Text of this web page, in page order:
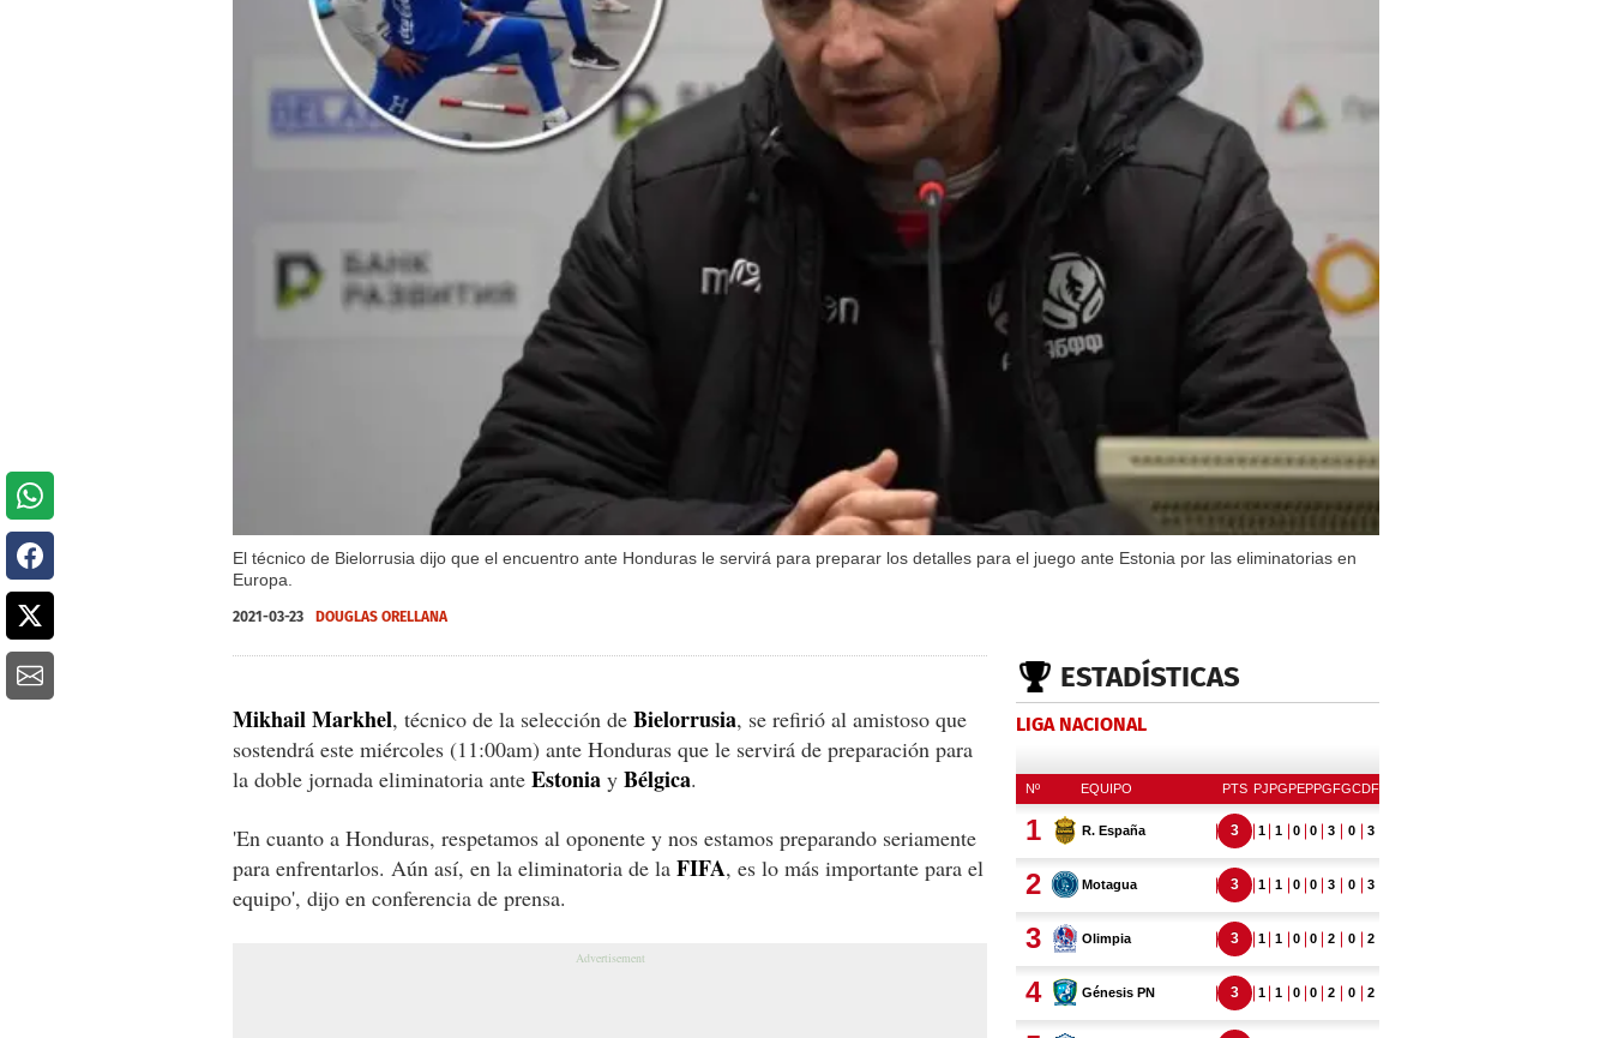
El técnico de Bielorrusia dijo que el encuentro ante Honduras le servirá para preparar los detalles para el juego ante Estonia por las eliminatorias en
Europa.
2021-03-23 DOUGLAS ORELLANA
Mikhail Markhel, técnico de la selección de Bielorrusia, se refirió al amistoso que
sostendrá este miércoles (11:00am) ante Honduras que le servirá de preparación para
la doble jornada eliminatoria ante Estonia y Bélgica.
'En cuanto a Honduras, respetamos al oponente y nos estamos preparando seriamente
para enfrentarlos. Aún así, en la eliminatoria de la FIFA, es lo más importante para el
equipo', dijo en conferencia de prensa.
ESTADÍSTICAS
LIGA NACIONAL